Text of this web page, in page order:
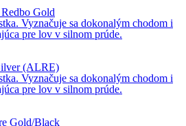
Gold
Vyznačuje sa dokonalým chodom i
pre lov v silnom prúde.
(ALRE)
Vyznačuje sa dokonalým chodom i
pre lov v silnom prúde.
Gold/Black